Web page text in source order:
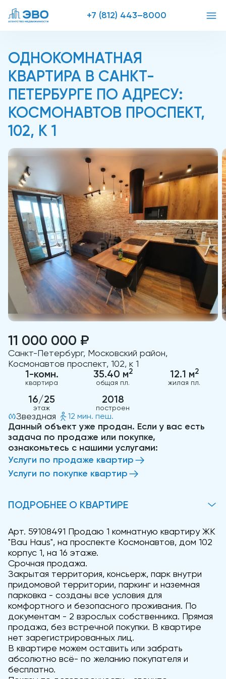
+7 (812) 443–8000
ОДНОКОМНАТНАЯ
КВАРТИРА В САНКТ-
ПЕТЕРБУРГЕ ПО АДРЕСУ:
КОСМОНАВТОВ ПРОСПЕКТ,
102, К 1
11 000 000 ₽
Санкт-Петербург, Московский район,
Космонавтов проспект, 102, к 1
1-комн.
квартира
35.40 м2
общая пл.
12.1 м2
жилая пл.
16/25
этаж
2018
построен
Звездная 12 мин. пеш.
Данный объект уже продан. Если у вас есть
задача по продаже или покупке,
ознакомьтесь с нашими услугами:
Услуги по продаже квартир
Услуги по покупке квартир
ПОДРОБНЕЕ О КВАРТИРЕ
Арт. 59108491 Продаю 1 комнатную квартиру ЖК
"Bau Haus", на проспекте Космонавтов, дом 102
корпус 1, на 16 этаже.
Срочная продажа.
Закрытая территория, консьерж, парк внутри
придомовой территории, паркинг и наземная
парковка - созданы все условия для
комфортного и безопасного проживания. По
документам - 2 взрослых собственника. Прямая
продажа, без встречной покупки. В квартире
нет зарегистрированных лиц.
В квартире можем оставить или забрать
абсолютно всё- по желанию покупателя и
бесплатно.